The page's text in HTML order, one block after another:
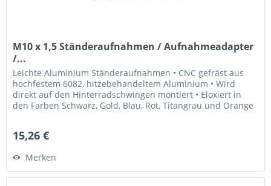
M10 x 1,5 Ständeraufnahmen / Aufnahmeadapter
/...
Leichte Aluminium Ständeraufnahmen • CNC gefräst aus
hochfestem 6082, hitzebehandeltem Aluminium • Wird
direkt auf den Hinterradschwingen montiert • Eloxiert in
den Farben Schwarz, Gold, Blau, Rot, Titangrau und Orange
15,26 €
Merken